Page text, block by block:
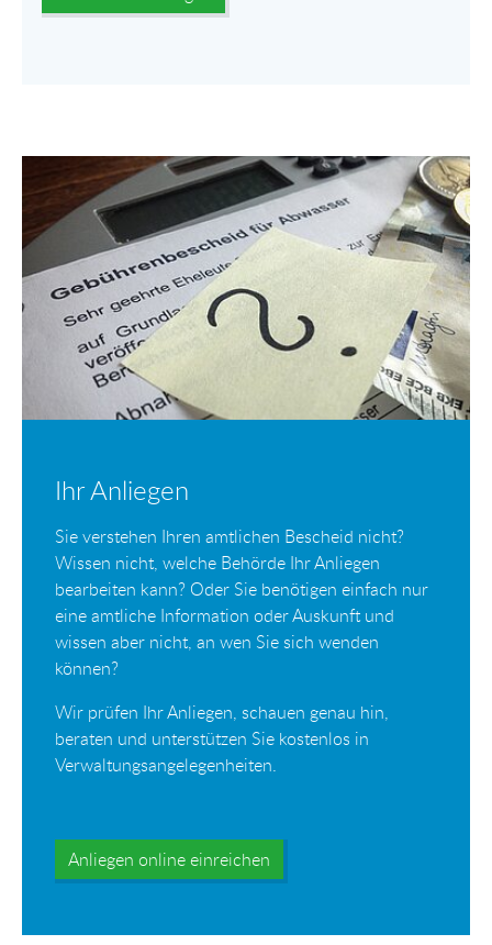
Ihr Anliegen
Sie verstehen Ihren amtlichen Bescheid nicht?
Wissen nicht, welche Behörde Ihr Anliegen
bearbeiten kann? Oder Sie benötigen einfach nur
eine amtliche Information oder Auskunft und
wissen aber nicht, an wen Sie sich wenden
können?
Wir prüfen Ihr Anliegen, schauen genau hin,
beraten und unterstützen Sie kostenlos in
Verwaltungsangelegenheiten.
Anliegen online einreichen